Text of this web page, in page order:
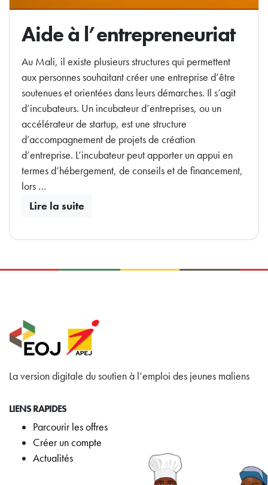
Aide à l’entrepreneuriat
Au Mali, il existe plusieurs structures qui permettent
aux personnes souhaitant créer une entreprise d’être
soutenues et orientées dans leurs démarches. Il s’agit
d’incubateurs. Un incubateur d’entreprises, ou un
accélérateur de startup, est une structure
d’accompagnement de projets de création
d’entreprise. L’incubateur peut apporter un appui en
termes d’hébergement, de conseils et de financement,
lors …
Lire la suite
La version digitale du soutien à l’emploi des jeunes maliens
LIENS RAPIDES
Parcourir les offres
Créer un compte
Actualités